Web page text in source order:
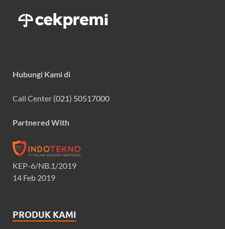
Hubungi Kami di
Call Center (021) 50517000
Partnered With
KEP-6/NB.1/2019
14 Feb 2019
PRODUK KAMI